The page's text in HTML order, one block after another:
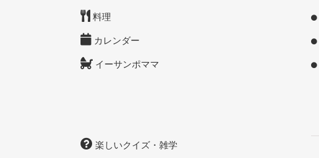
料理
カレンダー
イーサンポママ
楽しいクイズ・雑学